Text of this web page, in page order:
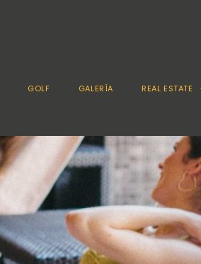
GOLF GALERÍA REAL ESTATE